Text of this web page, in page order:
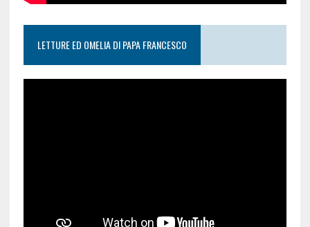
LETTURE ED OMELIA DI PAPA FRANCESCO